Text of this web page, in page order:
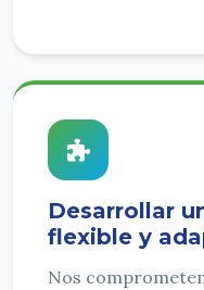
Desarrollar
flexible y
Nos